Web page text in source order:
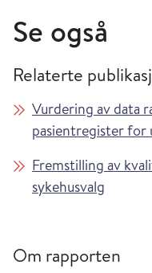
Se også
Relaterte
Vurdering av data
pasientregister
Fremstilling av
sykehusvalg
Om rapporten